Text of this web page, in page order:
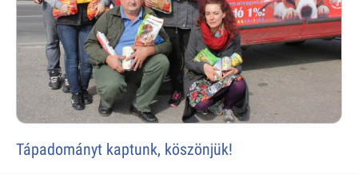
Tápadományt kaptunk, köszönjük!